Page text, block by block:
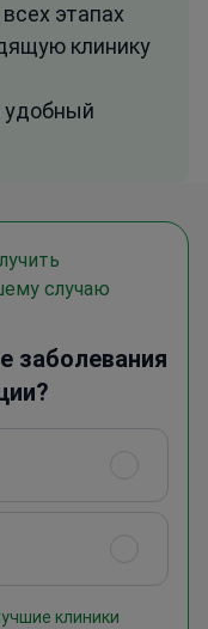
этапах
клинику
удобный
случаю
заболевания
клиники